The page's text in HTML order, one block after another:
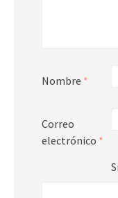
Nombre *
Correo
electrónico *